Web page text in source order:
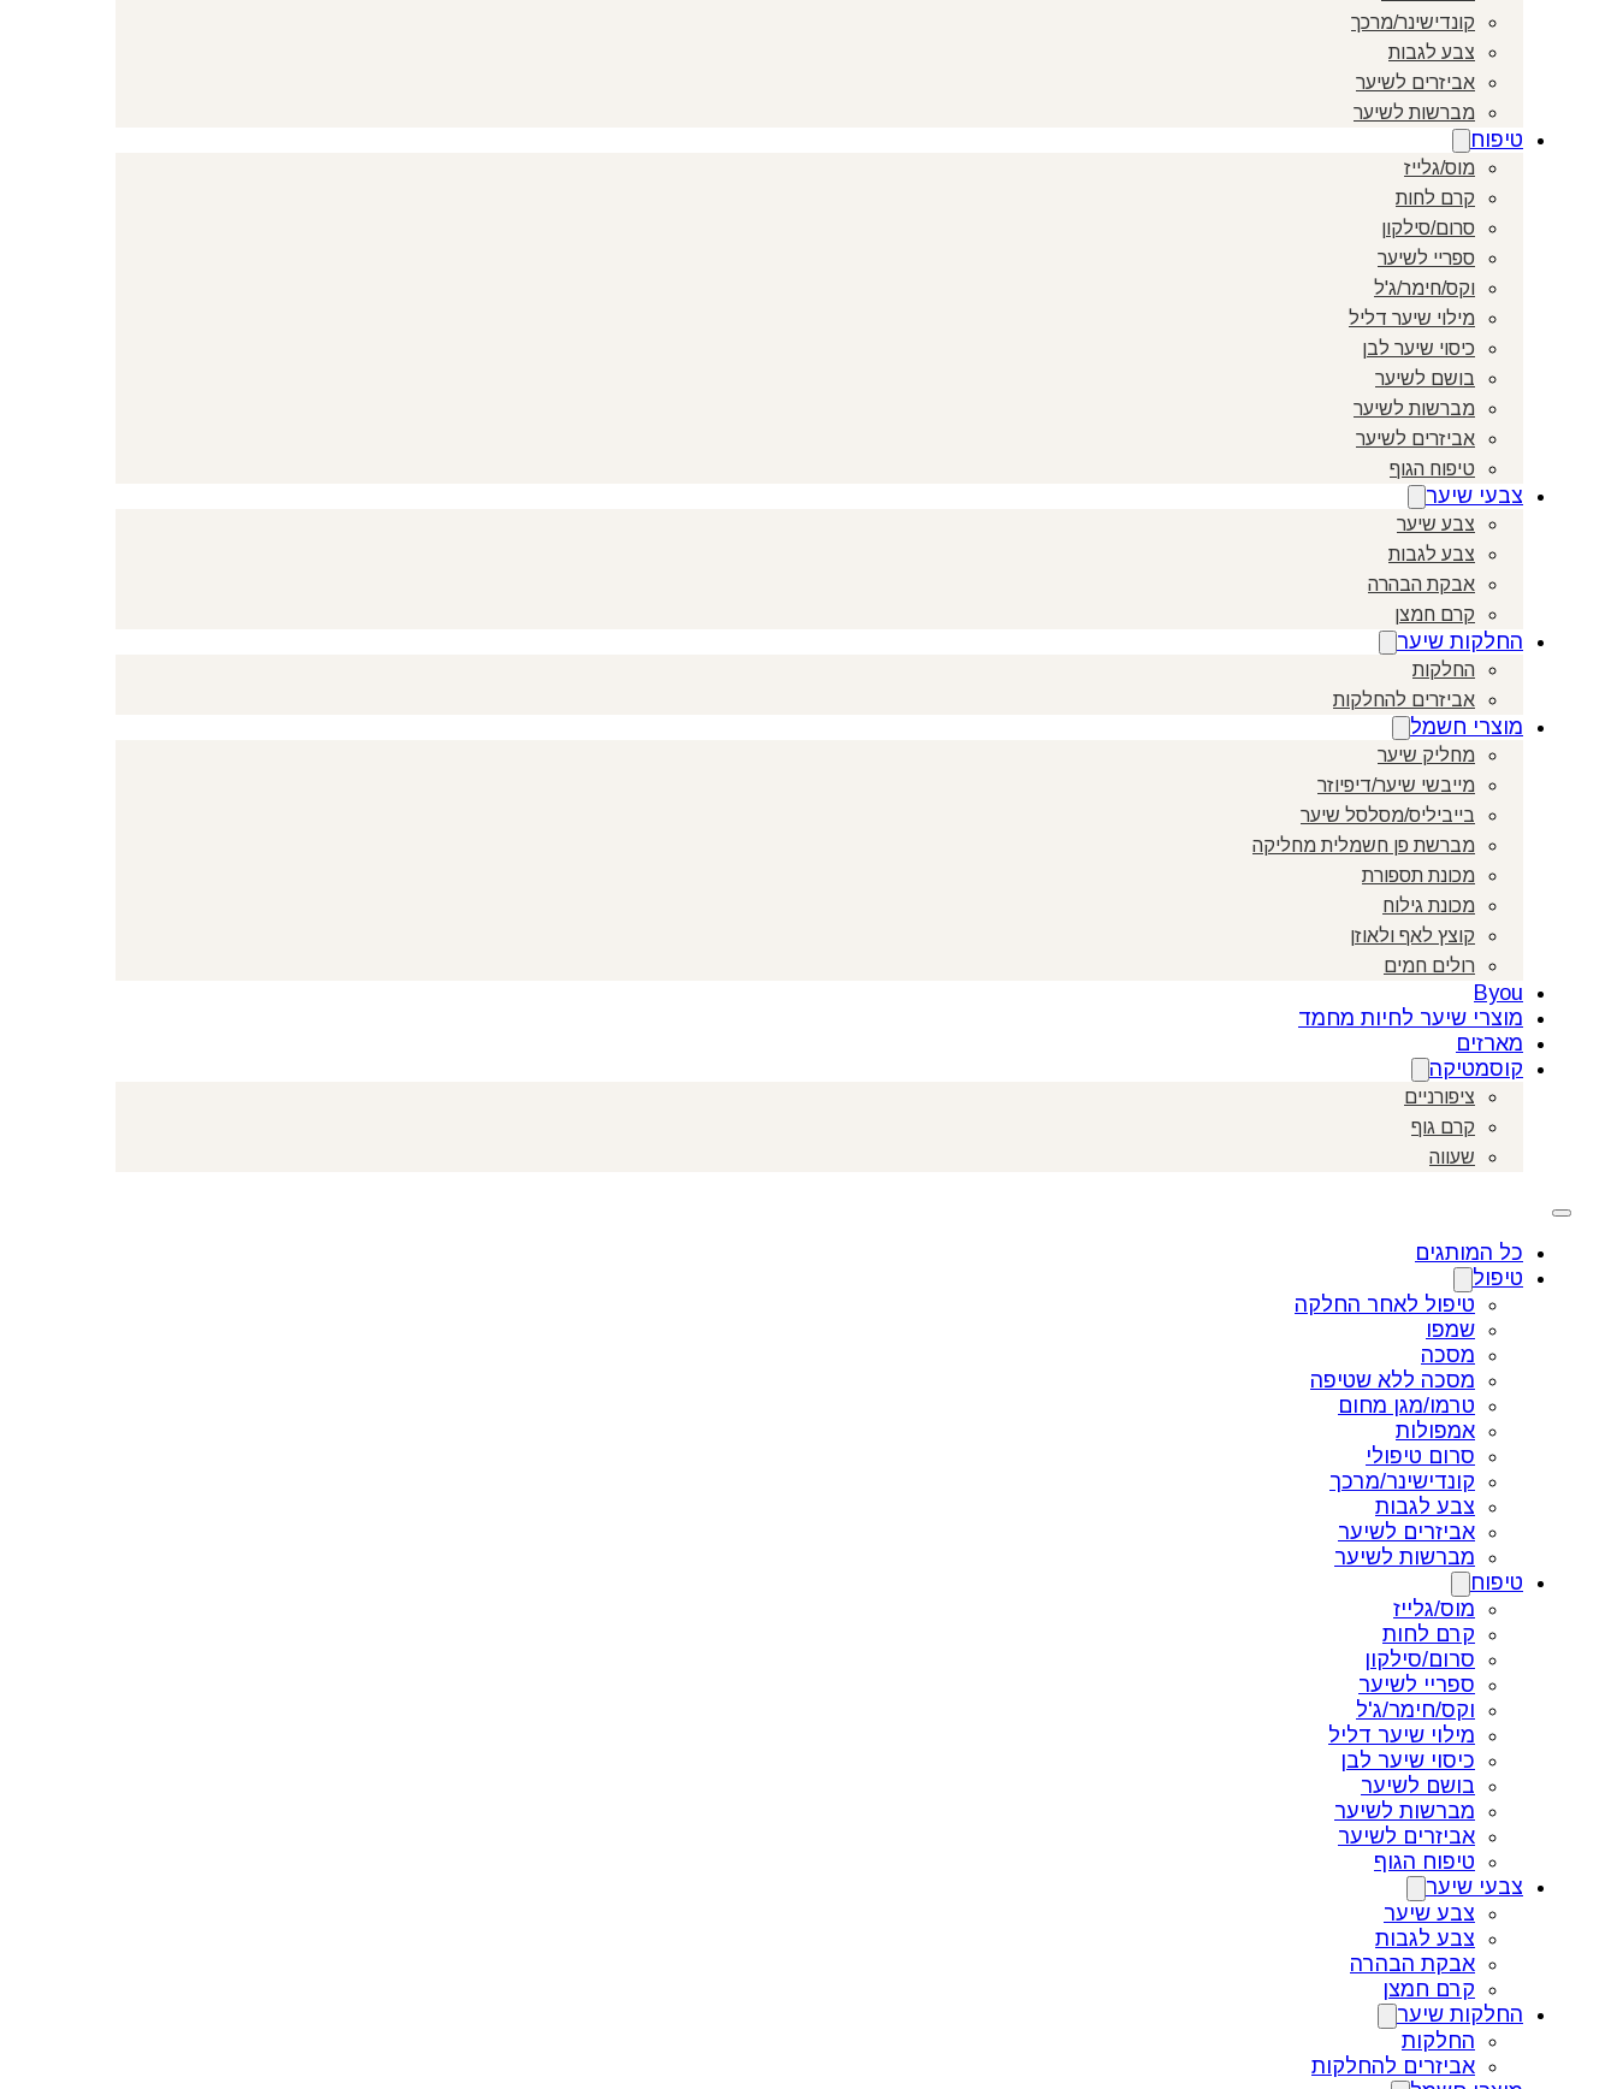
קונדישינר/מרכך
צבע לגבות
אביזרים לשיער
מברשות לשיער
טיפוח
מוס/גלייז
קרם לחות
סרום/סילקון
ספריי לשיער
וקס/חימר/ג'ל
מילוי שיער דליל
כיסוי שיער לבן
בושם לשיער
מברשות לשיער
אביזרים לשיער
טיפוח הגוף
צבעי שיער
צבע שיער
צבע לגבות
אבקת הבהרה
קרם חמצן
החלקות שיער
החלקות
אביזרים להחלקות
מוצרי חשמל
מחליק שיער
מייבשי שיער/דיפיוזר
בייביליס/מסלסל שיער
מברשת פן חשמלית מחליקה
מכונת תספורת
מכונת גילוח
קוצץ לאף ולאוזן
רולים חמים
Byou
מוצרי שיער לחיות מחמד
מארזים
קוסמטיקה
ציפורניים
קרם גוף
שעווה
כל המותגים
טיפול
טיפול לאחר החלקה
שמפו
מסכה
מסכה ללא שטיפה
טרמו/מגן מחום
אמפולות
סרום טיפולי
קונדישינר/מרכך
צבע לגבות
אביזרים לשיער
מברשות לשיער
טיפוח
מוס/גלייז
קרם לחות
סרום/סילקון
ספריי לשיער
וקס/חימר/ג'ל
מילוי שיער דליל
כיסוי שיער לבן
בושם לשיער
מברשות לשיער
אביזרים לשיער
טיפוח הגוף
צבעי שיער
צבע שיער
צבע לגבות
אבקת הבהרה
קרם חמצן
החלקות שיער
החלקות
אביזרים להחלקות